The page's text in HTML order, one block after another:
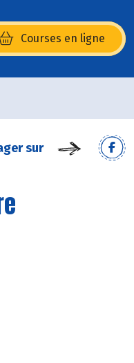
Courses en ligne
dans une nouvelle
sur